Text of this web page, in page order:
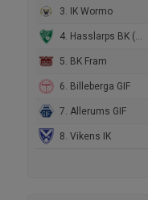
3. IK Wormo
4. Hasslarps BK (9m9)
5. BK Fram
6. Billeberga GIF
7. Allerums GIF
8. Vikens IK